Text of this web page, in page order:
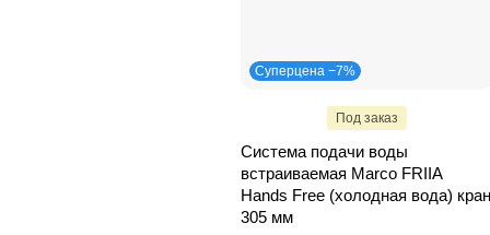
Суперцена −7%
Под заказ
Система подачи воды
встраиваемая Marco FRIIA
Hands Free (холодная вода) кран
305 мм